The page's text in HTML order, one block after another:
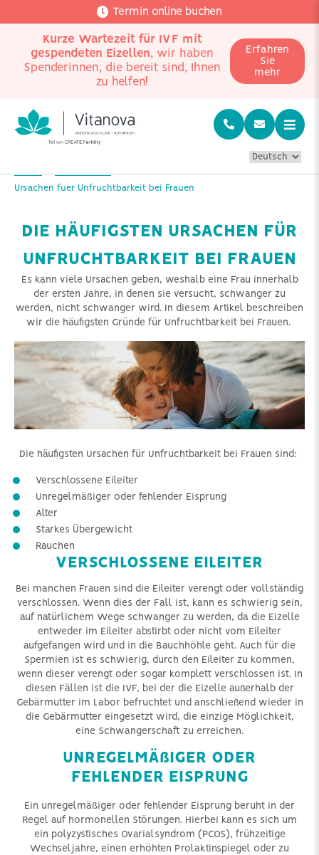
Termin online buchen
Kurze Wartezeit für IVF mit
gespendeten Eizellen, wir haben
Spenderinnen, die bereit sind, Ihnen
zu helfen!
Erfahren
Sie
mehr
Home
Mehr wissen
Ursachen fuer Unfruchtbarkeit bei Frauen
DIE HÄUFIGSTEN URSACHEN FÜR
UNFRUCHTBARKEIT BEI FRAUEN
Es kann viele Ursachen geben, weshalb eine Frau innerhalb
der ersten Jahre, in denen sie versucht, schwanger zu
werden, nicht schwanger wird. In diesem Artikel beschreiben
wir die häufigsten Gründe für Unfruchtbarkeit bei Frauen.
Die häufigsten Ursachen für Unfruchtbarkeit bei Frauen sind:
Verschlossene Eileiter
Unregelmäßiger oder fehlender Eisprung
Alter
Starkes Übergewicht
Rauchen
VERSCHLOSSENE EILEITER
Bei manchen Frauen sind die Eileiter verengt oder vollständig
verschlossen. Wenn dies der Fall ist, kann es schwierig sein,
auf natürlichem Wege schwanger zu werden, da die Eizelle
entweder im Eileiter abstirbt oder nicht vom Eileiter
aufgefangen wird und in die Bauchhöhle geht. Auch für die
Spermien ist es schwierig, durch den Eileiter zu kommen,
wenn dieser verengt oder sogar komplett verschlossen ist. In
diesen Fällen ist die IVF, bei der die Eizelle außerhalb der
Gebärmutter im Labor befruchtet und anschließend wieder in
die Gebärmutter eingesetzt wird, die einzige Möglichkeit,
eine Schwangerschaft zu erreichen.
UNREGELMÄßIGER ODER
FEHLENDER EISPRUNG
Ein unregelmäßiger oder fehlender Eisprung beruht in der
Regel auf hormonellen Störungen. Hierbei kann es sich um
ein polyzystisches Ovarialsyndrom (PCOS), frühzeitige
Wechseljahre, einen erhöhten Prolaktinspiegel oder zu